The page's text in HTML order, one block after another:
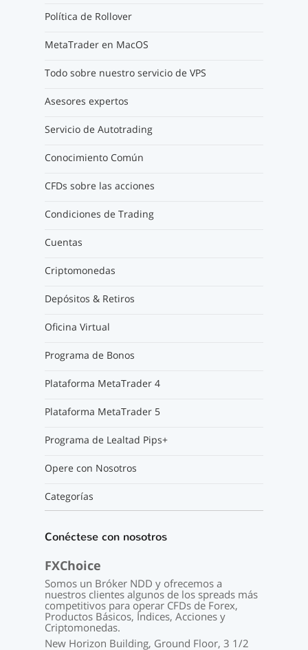
Política de Rollover
MetaTrader en MacOS
Todo sobre nuestro servicio de VPS
Asesores expertos
Servicio de Autotrading
Conocimiento Común
CFDs sobre las acciones
Condiciones de Trading
Cuentas
Criptomonedas
Depósitos & Retiros
Oficina Virtual
Programa de Bonos
Plataforma MetaTrader 4
Plataforma MetaTrader 5
Programa de Lealtad Pips+
Opere con Nosotros
Categorías
Conéctese con nosotros
FXChoice
Somos un Bróker NDD y ofrecemos a
nuestros clientes algunos de los spreads más
competitivos para operar CFDs de Forex,
Productos Básicos, Índices, Acciones y
Criptomonedas.
New Horizon Building, Ground Floor, 3 1/2